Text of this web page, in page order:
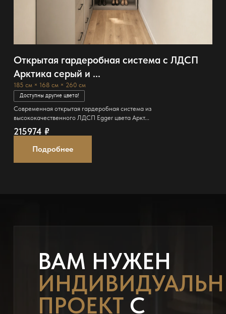
Открытая гардеробная система с ЛДСП
Арктика серый и ...
185 см × 168 см × 260 см
Доступны другие цвета!
Современная открытая гардеробная система из
высококачественного ЛДСП Egger цвета Аркт...
215974 ₽
Подробнее
ВАМ НУЖЕН
ПРОЕКТС